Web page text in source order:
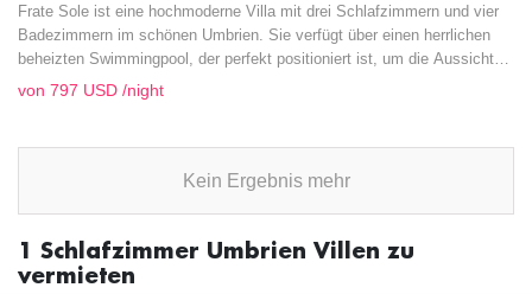
Frate Sole ist eine hochmoderne Villa mit drei Schlafzimmern und vier
Badezimmern im schönen Umbrien. Sie verfügt über einen herrlichen
beheizten Swimmingpool, der perfekt positioniert ist, um die Aussicht
auf die umliegenden sanften Hügel, Wälder und die Rocca Maggiore zu
von 797 USD /night
Kein Ergebnis mehr
1 Schlafzimmer Umbrien Villen zu
vermieten